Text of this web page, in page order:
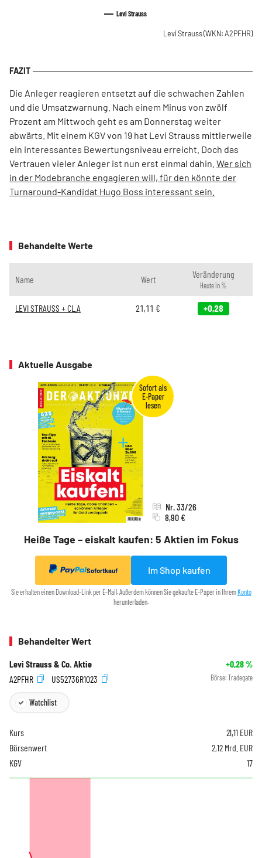
Levi Strauss
Levi Strauss(WKN: A2PFHR)
Die Anleger reagieren entsetzt auf die schwachen Zahlen
und die Umsatzwarnung. Nach einem Minus von zwölf
Prozent am Mittwoch geht es am Donnerstag weiter
abwärts. Mit einem KGV von 19 hat Levi Strauss mittlerweile
ein interessantes Bewertungsniveau erreicht. Doch das
Vertrauen vieler Anleger ist nun erst einmal dahin. Wer sich
in der Modebranche engagieren will, für den könnte der
Turnaround-Kandidat Hugo Boss interessant sein.
Behandelte Werte
Name Wert Veränderung
Heute in %
LEVI STRAUSS + CL.A 21,11 € +0,28
Aktuelle Ausgabe
Heiße Tage – eiskalt kaufen: 5 Aktien im Fokus
Nr. 33/26
8,90 €
Sofortkauf Im Shop kaufen
Sie erhalten einen Download-Link per E-Mail. Außerdem können Sie gekaufte E-Paper in Ihrem Konto
herunterladen.
Behandelter Wert
Levi Strauss & Co. Aktie +0,28%
A2PFHR
US52736R1023 Börse: Tradegate
Watchlist
Kurs 21,11 EUR
Börsenwert
2,12 Mrd. EUR
KGV
17